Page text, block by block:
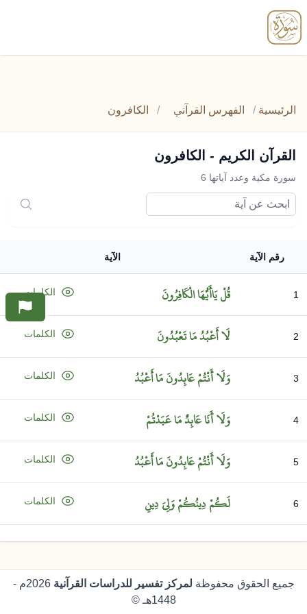
الرئيسية / الفهرس القرآني / الكافرون
القرآن الكريم - الكافرون
سورة مكية وعدد آياتها 6
رقم الآية الآية
1 قُلْيَاأَيُّهَاالْكَافِرُونَ الكلمات
2 لَاأَعْبُدُمَاتَعْبُدُونَ الكلمات
3 وَلَاأَنْتُمْعَابِدُونَمَاأَعْبُدُ الكلمات
4 وَلَاأَنَاعَابِدٌمَاعَبَدْتُمْ الكلمات
5 وَلَاأَنْتُمْعَابِدُونَمَاأَعْبُدُ الكلمات
6 لَكُمْدِينُكُمْوَلِيَدِينِ الكلمات
جميع الحقوق محفوظة لمركز تفسير للدراسات القرآنية
2026م -
1448هـ ©